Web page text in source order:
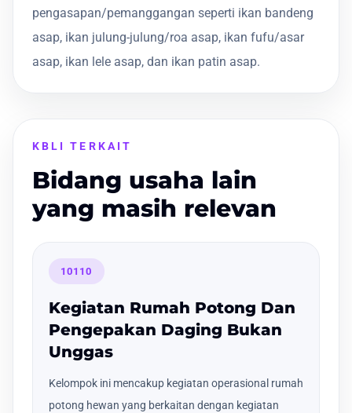
pengasapan/pemanggangan seperti ikan bandeng
asap, ikan julung-julung/roa asap, ikan fufu/asar
asap, ikan lele asap, dan ikan patin asap.
KBLI TERKAIT
Bidang usaha lain
yang masih relevan
10110
Kegiatan Rumah Potong Dan
Pengepakan Daging Bukan
Unggas
Kelompok ini mencakup kegiatan operasional rumah
potong hewan yang berkaitan dengan kegiatan